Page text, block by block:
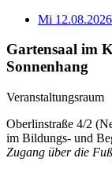
Mi 12.08.2026
Gartensaal im
Sonnenhang
Veranstaltungsraum
Oberlinstraße 4/2
im Bildungs- und
Zugang über die